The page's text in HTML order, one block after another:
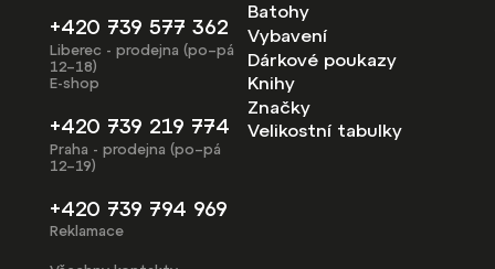
+420 739 577 362
Liberec - prodejna (po–pá
12–18)
E-shop
+420 739 219 774
Praha - prodejna (po–pá
12–19)
+420 739 794 969
Reklamace
Batohy
Vybavení
Dárkové poukazy
Knihy
Značky
Velikostní tabulky